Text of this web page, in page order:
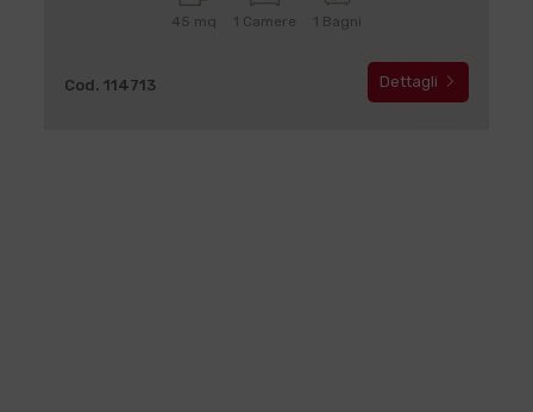
45 mq 1 Camere 1 Bagni
Cod. 114713 Dettagli